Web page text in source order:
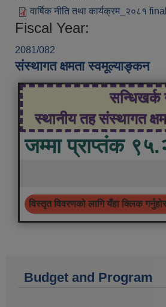
वार्षिक नीति तथा कार्यक्रम_२०८१
Fiscal Year:
2081/082
संस्थागत क्षमता स्वमूल्याङ्कन
सन्धिखर्क
स्थानीय तह संस्थागत
जम्मा प्राप्तंक
विस्तृत विवरणको लागि यँहा क्लिक
Budget and Program